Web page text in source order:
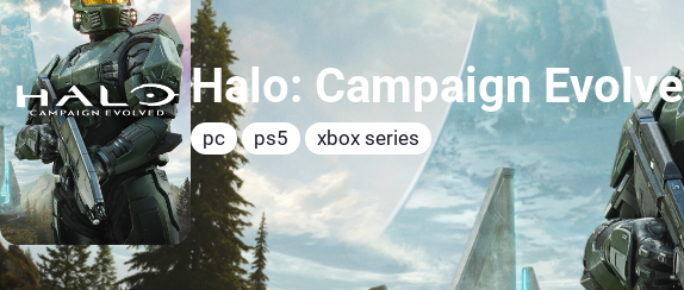
Halo: Campaign
pc ps5 xbox series